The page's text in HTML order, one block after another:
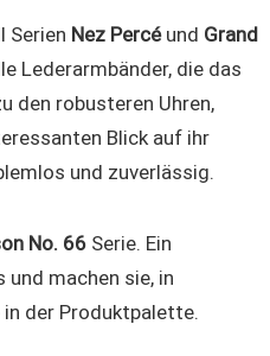
Serien Nez Percéund Grand
Lederarmbänder, die das
den robusteren Uhren,
Blick auf ihr
und zuverlässig.
No. 66Serie. Ein
machen sie, in
der Produktpalette.